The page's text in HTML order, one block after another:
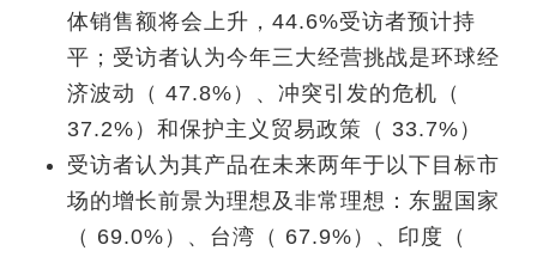
体销售额将会上升，44.6%受访者预计持
平；受访者认为今年三大经营挑战是环球经
济波动（ 47.8%）、冲突引发的危机（
37.2%）和保护主义贸易政策（ 33.7%）
受访者认为其产品在未来两年于以下目标市
场的增长前景为理想及非常理想：东盟国家
（ 69.0%）、台湾（ 67.9%）、印度（